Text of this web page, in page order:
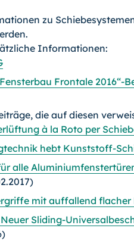
zu
Informationen:
Frontale 2016“-
die auf diesen
à la Roto per
hebt Kunststoff-
alle
mit auffallend flacher
Sliding-